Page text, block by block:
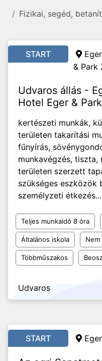
Fizikai, segéd,
START
& Park
Udvaros állás -
Hotel Eger & Park
kertészeti munkák,
területen takarítási
fűnyírás,
munkavégzés, tiszta,
területen szerzett
szükséges eszközök
személyzeti étkezés...
Teljes munkaidő 8 óra
Általános iskola
Többműszakos
Udvaros
START